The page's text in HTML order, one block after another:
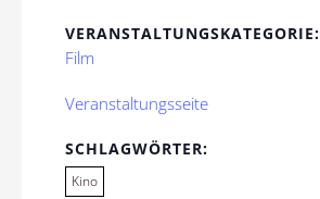
VERANSTALTUNGSKATEGORIE:
Film
Veranstaltungsseite
SCHLAGWÖRTER:
Kino